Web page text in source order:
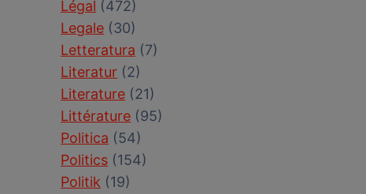
Légal (472)
Legale (30)
Letteratura (7)
Literatur (2)
Literature (21)
Littérature (95)
Politica (54)
Politics (154)
Politik (19)